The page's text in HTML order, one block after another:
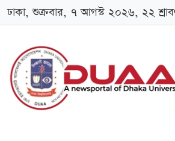
ঢাকা, শুক্রবার, ৭ আগস্ট ২০২৬, ২২